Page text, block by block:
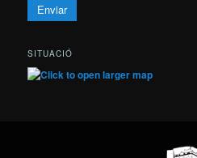
SITUACIÓ